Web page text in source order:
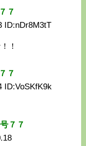
７
ID:nDr8M3tT
！
７
ID:VoSKfK9k
７７